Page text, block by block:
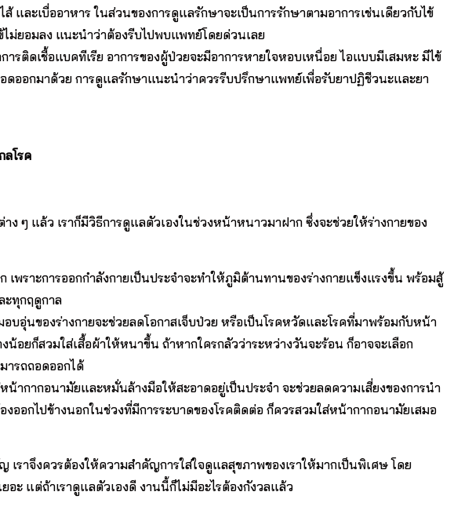
และเบื่ออาหาร ในส่วนของการดูแลรักษาจะเป็นการรักษาตามอาการเช่นเดียวกับไข้
ม่ยอมลง แนะนำว่าต้องรีบไปพบแพทย์โดยด่วนเลย
ารติดเชื้อแบคทีเรีย อาการของผู้ป่วยจะมีอาการหายใจหอบเหนื่อย ไอแบบมีเสมหะ มีไข้
อดออกมาด้วย การดูแลรักษาแนะนำว่าควรรีบปรึกษาแพทย์เพื่อรับยาปฏิชีวนะและยา
ลโรค
ๆ แล้ว เราก็มีวิธีการดูแลตัวเองในช่วงหน้าหนาวมาฝาก ซึ่งจะช่วยให้ร่างกายของ
เพราะการออกกำลังกายเป็นประจำจะทำให้ภูมิต้านทานของร่างกายแข็งแรงขึ้น พร้อมสู้
ะทุกฤดูกาล
อบอุ่นของร่างกายจะช่วยลดโอกาสเจ็บป่วย หรือเป็นโรคหวัดและโรคที่มาพร้อมกับหน้า
อยก็สวมใส่เสื้อผ้าให้หนาขึ้น ถ้าหากใครกลัวว่าระหว่างวันจะร้อน ก็อาจจะเลือก
ารถถอดออกได้
น้ากากอนามัยและหมั่นล้างมือให้สะอาดอยู่เป็นประจำ จะช่วยลดความเสี่ยงของการนำ
องออกไปข้างนอกในช่วงที่มีการระบาดของโรคติดต่อ ก็ควรสวมใส่หน้ากากอนามัยเสมอ
เราจึงควรต้องให้ความสำคัญการใส่ใจดูแลสุขภาพของเราให้มากเป็นพิเศษ โดย
ะ แต่ถ้าเราดูแลตัวเองดี งานนี้ก็ไม่มีอะไรต้องกังวลแล้ว